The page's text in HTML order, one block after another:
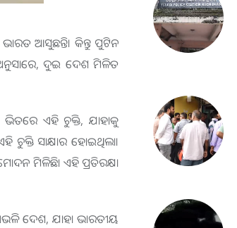
ଆସୁଛନ୍ତି। କିନ୍ତୁ ପୁଟିନ
ଅନୁସାରେ, ଦୁଇ ଦେଶ ମିଳିତ
ଏହି ଚୁକ୍ତି, ଯାହାକୁ
ସାକ୍ଷାର ହୋଇଥିଲା।
ମିଳିଛି। ଏହି ପ୍ରତିରକ୍ଷା
ଦେଶ, ଯାହା ଭାରତୀୟ